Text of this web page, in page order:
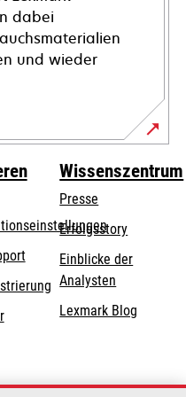
dabei
und wieder
wird
einer
neuen
Wissenszentrum
Presse
Erfolgsstory
Einblicke der
Analysten
Lexmark Blog